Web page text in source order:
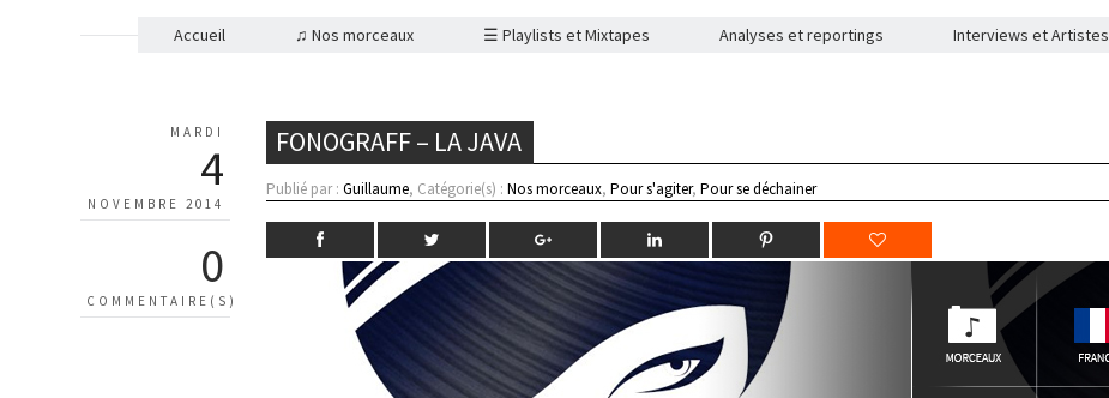
Accueil ♫ Nos morceaux ☰ Playlists et Mixtapes Analyses et reportings Interviews et Artistes
MARDI
4
NOVEMBRE 2014
0
COMMENTAIRE(S)
FONOGRAFF – LA JAVA
Publié par :Guillaume, Catégorie(s) :Nos morceaux,Pour s'agiter,Pour se déchainer